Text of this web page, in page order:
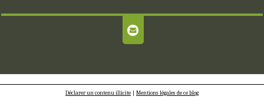
Déclarer un contenu illicite | Mentions légales de ce blog